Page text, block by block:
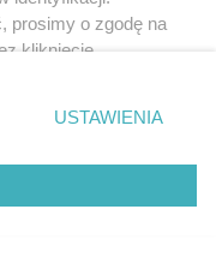
Gdańsku.
marsz
prosimy o zgodę na
kliknięcie
prywatności
strony
zgody
się takiemu
zastosowanie tylko
USTAWIENIA